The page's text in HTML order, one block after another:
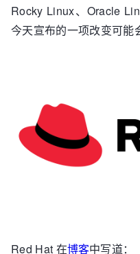
Rocky Linux、Oracle
今天宣布的一项改变可能
Red Hat 在博客中写道：